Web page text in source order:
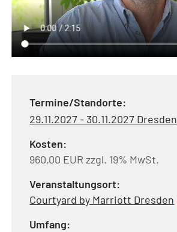
Termine/Standorte:
29.11.2027 - 30.11.2027 Dresden
Kosten:
960.00 EUR zzgl. 19% MwSt.
Veranstaltungsort:
Courtyard by Marriott Dresden
Umfang: